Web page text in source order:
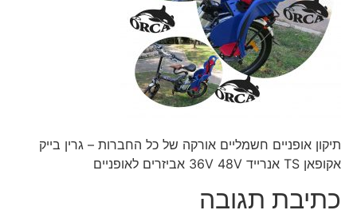
תיקון אופניים חשמליים אורקה של כל החברות – גרין בייק
אקופאן TS אנרייד 36V 48V אביזרים לאופניים
כתיבת תגובה